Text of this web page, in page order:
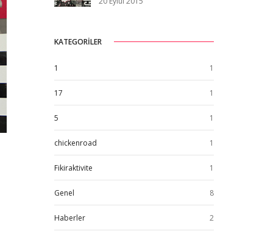
KATEGORILER
1 1
17 1
5 1
chickenroad 1
Fikiraktivite 1
Genel 8
Haberler 2